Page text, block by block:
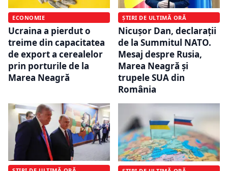
ECONOMIE
Ucraina a pierdut o
treime din capacitatea
de export a cerealelor
prin porturile de la
Marea Neagră
ȘTIRI DE ULTIMĂ ORĂ
Nicușor Dan, declarații
de la Summitul NATO.
Mesaj despre Rusia,
Marea Neagră și
trupele SUA din
România